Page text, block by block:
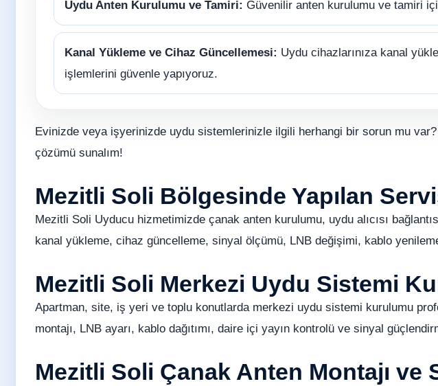
Uydu Anten Kurulumu ve Tamiri: Güvenilir anten kurulumu ve tamiri
Kanal Yükleme ve Cihaz Güncellemesi: Uydu cihazlarınıza kanal
işlemlerini güvenle yapıyoruz.
Evinizde veya işyerinizde uydu sistemlerinizle ilgili herhangi bir sorun mu
çözümü sunalım!
Mezitli Soli Bölgesinde Yapılan
Mezitli Soli Uyducu hizmetimizde çanak anten kurulumu, uydu alıcısı
kanal yükleme, cihaz güncelleme, sinyal ölçümü, LNB değişimi, kablo
Mezitli Soli Merkezi Uydu Sistemi
Apartman, site, iş yeri ve toplu konutlarda merkezi uydu sistemi kurulumu
montajı, LNB ayarı, kablo dağıtımı, daire içi yayın kontrolü ve sinyal
Mezitli Soli Çanak Anten Montajı ve